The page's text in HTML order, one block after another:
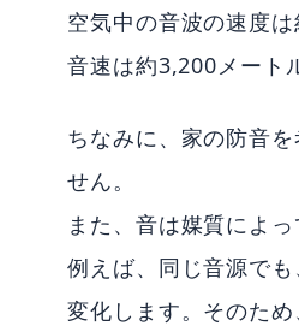
空気中の音波の速度
音速は約3,200メート
ちなみに、家の防音
せん。
また、音は媒質によ
例えば、同じ音源で
変化します。そのた